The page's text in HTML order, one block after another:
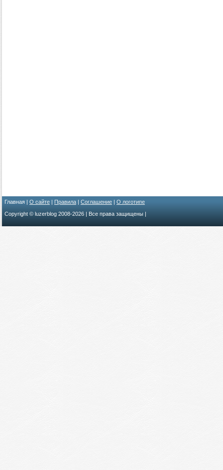
Главная | О сайте | Правила | Соглашение | О логотипе
Copyright © luzerblog 2008-2026 | Все права защищены |